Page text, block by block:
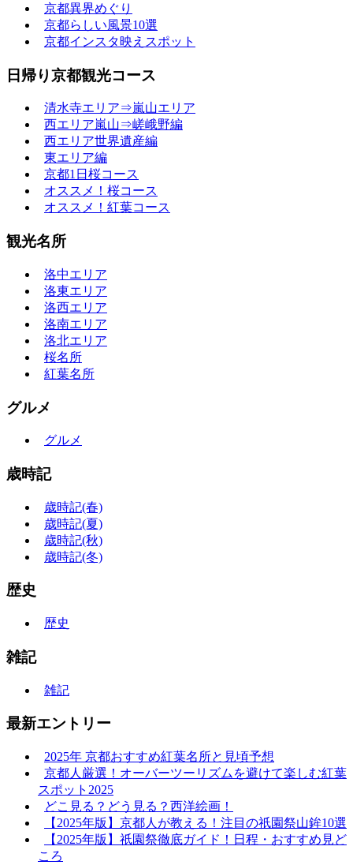
京都異界めぐり
京都らしい風景10選
京都インスタ映えスポット
日帰り京都観光コース
清水寺エリア⇒嵐山エリア
西エリア嵐山⇒嵯峨野編
西エリア世界遺産編
東エリア編
京都1日桜コース
オススメ！桜コース
オススメ！紅葉コース
観光名所
洛中エリア
洛東エリア
洛西エリア
洛南エリア
洛北エリア
桜名所
紅葉名所
グルメ
グルメ
歳時記
歳時記(春)
歳時記(夏)
歳時記(秋)
歳時記(冬)
歴史
歴史
雑記
雑記
最新エントリー
2025年 京都おすすめ紅葉名所と見頃予想
京都人厳選！オーバーツーリズムを避けて楽しむ紅葉
スポット2025
どこ見る？どう見る？西洋絵画！
【2025年版】京都人が教える！注目の祇園祭山鉾10選
【2025年版】祇園祭徹底ガイド！日程・おすすめ見ど
ころ